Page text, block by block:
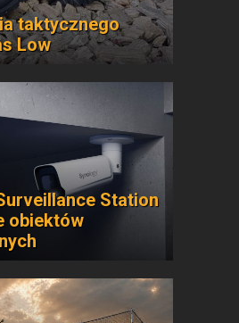
taktycznego
Low
Station
obiektów